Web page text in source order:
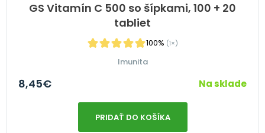
GS Vitamín C 500 so šípkami, 100 + 20
tabliet
100% (1×)
Imunita
8,45€ Na sklade
PRIDAŤ DO KOŠÍKA